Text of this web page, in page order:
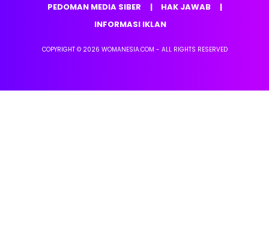
PEDOMAN MEDIA SIBER
HAK JAWAB
INFORMASI IKLAN
COPYRIGHT © 2026 WOMANESIA.COM - ALL RIGHTS RESERVED